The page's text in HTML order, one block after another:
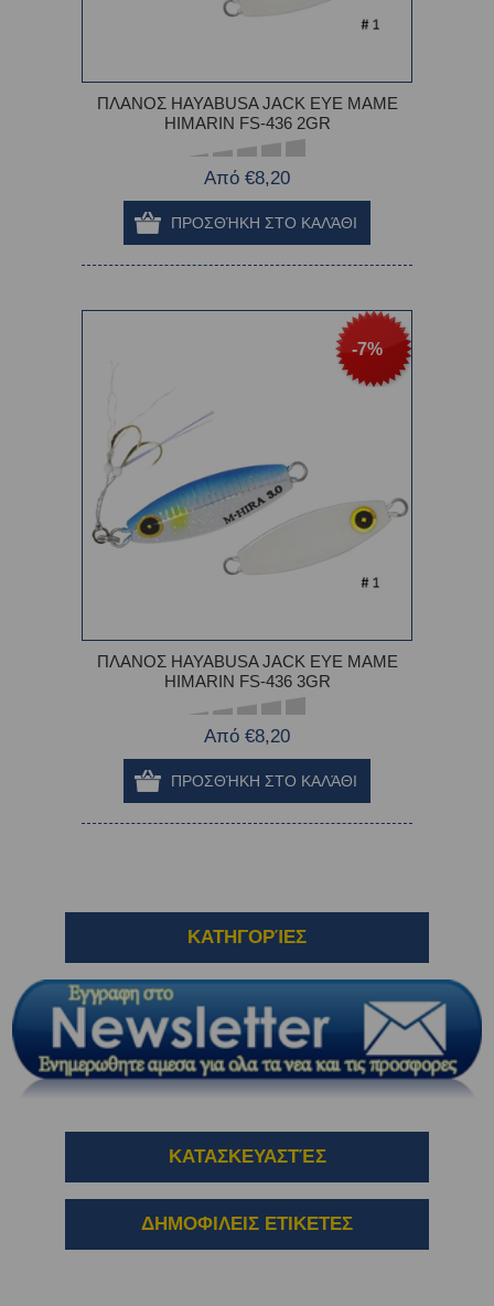
ΠΛΑΝΟΣ HAYABUSA JACK EYE MAME
HIMARIN FS-436 2GR
Από €8,20
-7%
ΠΛΑΝΟΣ HAYABUSA JACK EYE MAME
HIMARIN FS-436 3GR
Από €8,20
ΚΑΤΗΓΟΡΊΕΣ
ΚΑΤΑΣΚΕΥΑΣΤΈΣ
ΔΗΜΟΦΙΛΕΙΣ ΕΤΙΚΕΤΕΣ